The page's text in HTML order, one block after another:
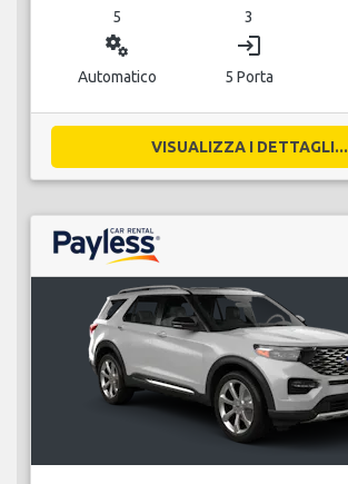
5 3
miscellaneous_services
Automatico
login
5 Porta
VISUALIZZA I DETTAGLI...